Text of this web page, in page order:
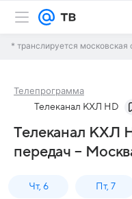
* транслируется московская
Телепрограмма
Телеканал КХЛ HD
Телеканал КХЛ
передач –
Чт, 6 Пт, 7